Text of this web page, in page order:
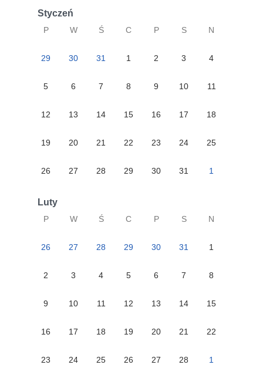
Styczeń
P W Ś C P S N
29 30 31 1 2 3 4
5 6 7 8 9 10 11
12 13 14 15 16 17 18
19 20 21 22 23 24 25
26 27 28 29 30 31 1
Luty
P W Ś C P S N
26 27 28 29 30 31 1
2 3 4 5 6 7 8
9 10 11 12 13 14 15
16 17 18 19 20 21 22
23 24 25 26 27 28 1